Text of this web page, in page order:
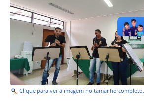
Clique para ver a imagem no tamanho completo…